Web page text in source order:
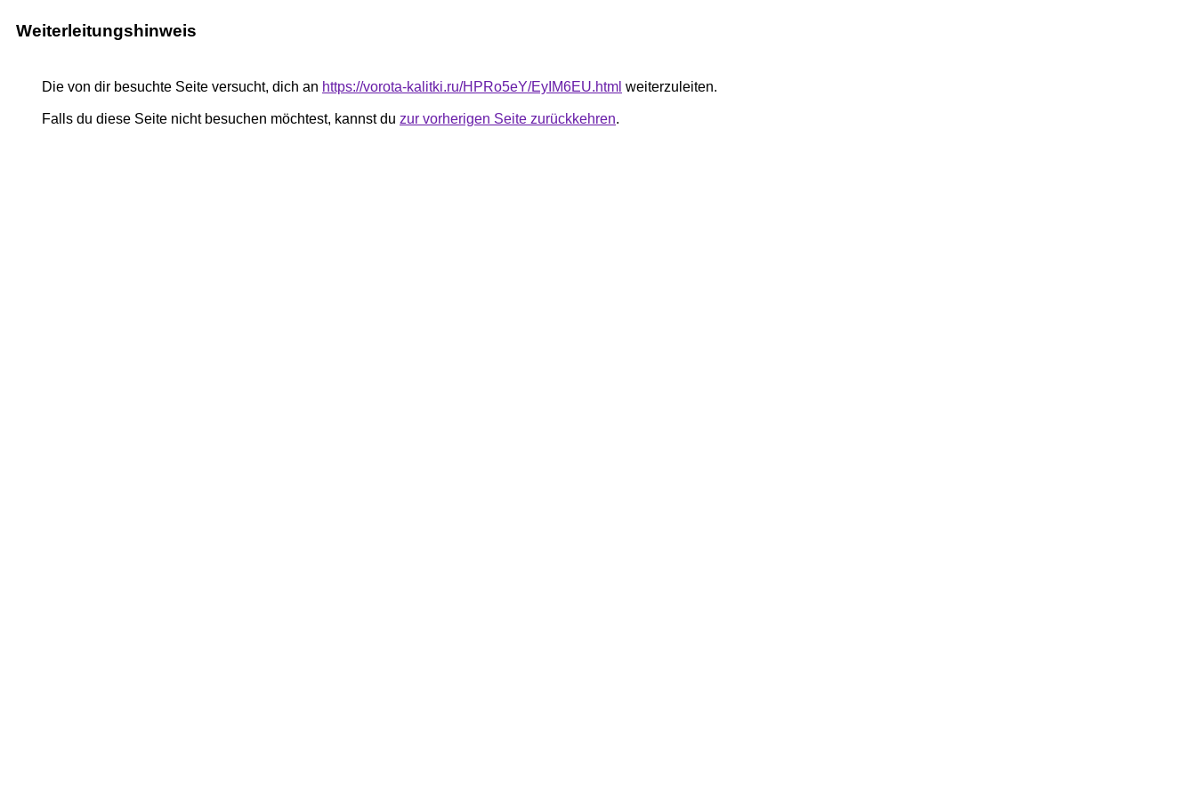
Weiterleitungshinweis
Die von dir besuchte Seite versucht, dich an https://vorota-kalitki.ru/HPRo5eY/EyIM6EU.html weiterzuleiten.
Falls du diese Seite nicht besuchen möchtest, kannst du zur vorherigen Seite zurückkehren.